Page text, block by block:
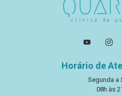
Horário de
Segunda a
08h às